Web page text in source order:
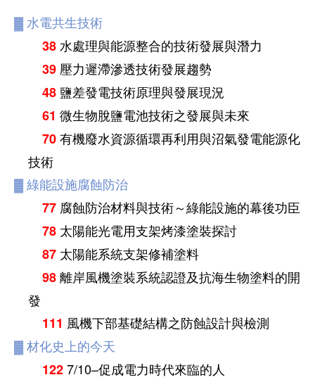
▓水電共生技術
38 水處理與能源整合的技術發展與潛力
39 壓力遲滯滲透技術發展趨勢
48 鹽差發電技術原理與發展現況
61 微生物脫鹽電池技術之發展與未來
70有機廢水資源循環再利用與沼氣發電能源化
技術
▓綠能設施腐蝕防治
77 腐蝕防治材料與技術～綠能設施的幕後功臣
78 太陽能光電用支架烤漆塗裝探討
87 太陽能系統支架修補塗料
98離岸風機塗裝系統認證及抗海生物塗料的開
發
111 風機下部基礎結構之防蝕設計與檢測
▓材化史上的今天
1227/10–促成電力時代來臨的人